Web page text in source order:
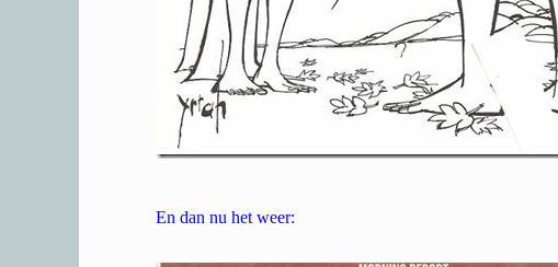
En dan nu het weer: